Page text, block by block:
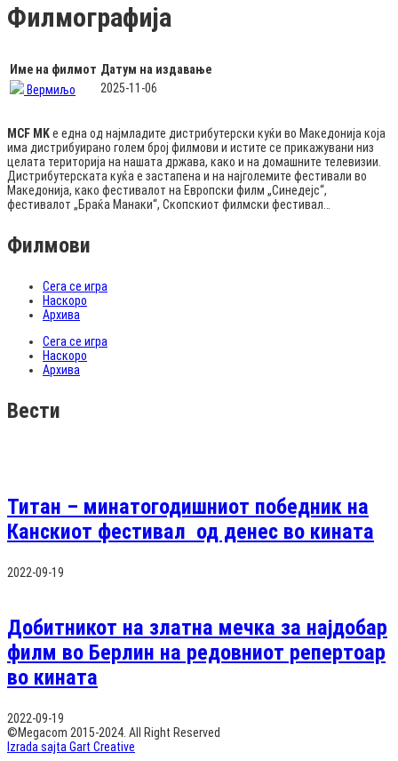
Филмографија
Име на филмот Датум на издавање
Вермиљо
2025-11-06
MCF MKе една од најмладите дистрибутерски куќи во Македонија која
има дистрибуирано голем број филмови и истите се прикажувани низ
целата територија на нашата држава, како и на домашните телевизии.
Дистрибутерската куќа е застапена и на најголемите фестивали во
Македонија, како фестивалот на Европски филм „Синедејс“,
фестивалот „Браќа Манаки“, Скопскиот филмски фестивал…
Филмови
Сега се игра
Наскоро
Архива
Сега се игра
Наскоро
Архива
Вести
Титан – минатогодишниот победник на
Канскиот фестивал од денес во кината
2022-09-19
Добитникот на златна мечка за најдобар
филм во Берлин на редовниот репертоар
во кината
2022-09-19
©Megacom 2015-2024. All Right Reserved
Izrada sajta Gart Creative